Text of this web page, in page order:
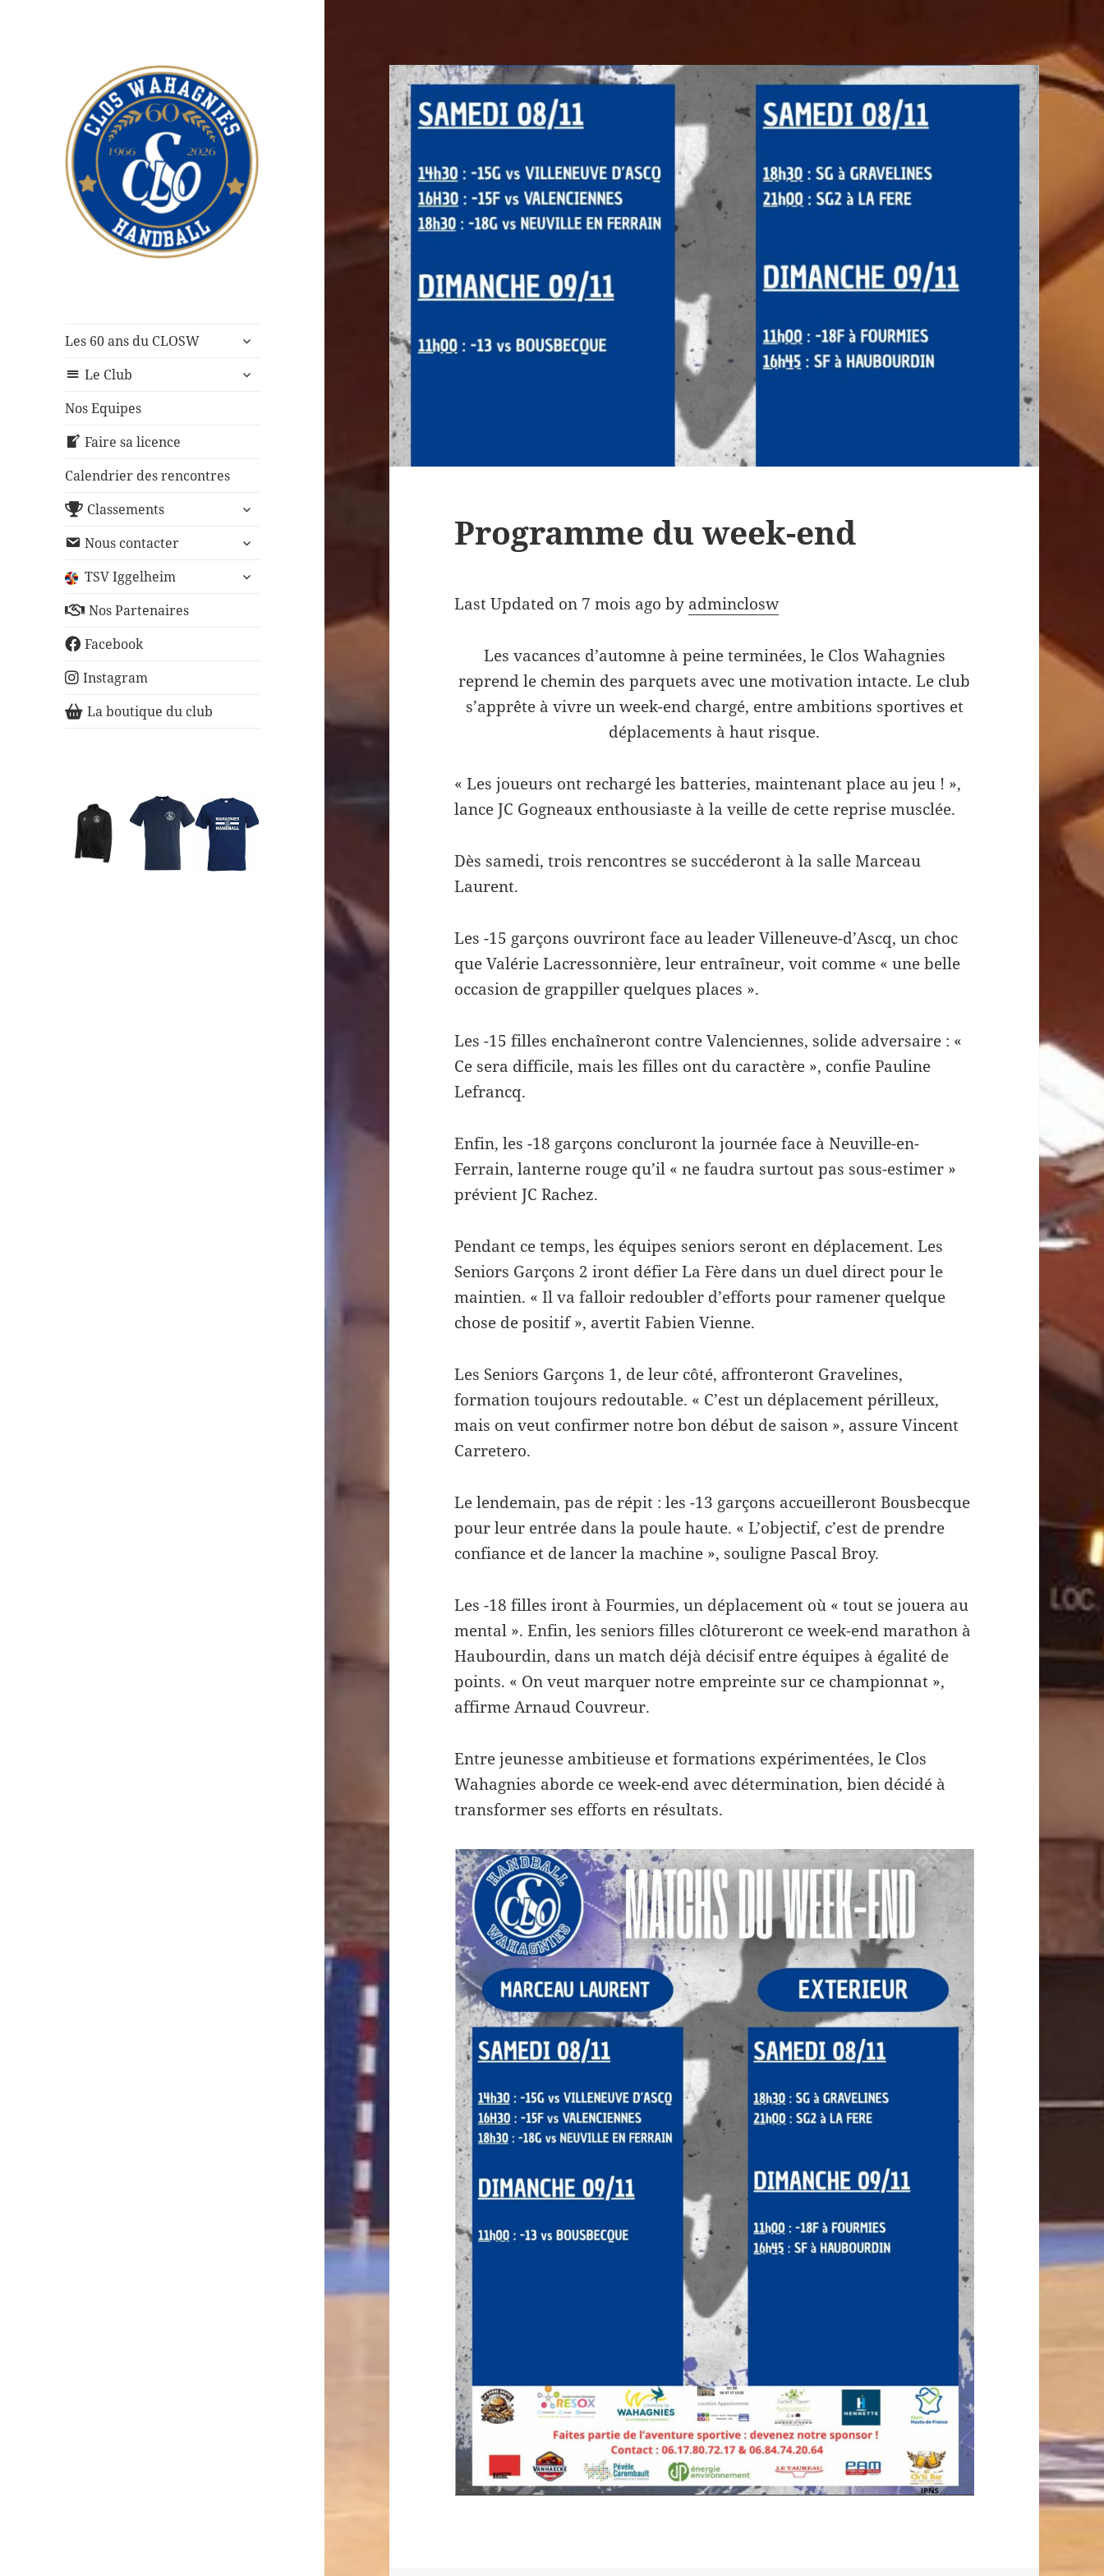
Les 60 ans du CLOSW
ouvrir
sous-
Le Club
ouvrir
Nos Equipes
Faire sa licence
Calendrier des rencontres
Classements
ouvrir
sous-
Nous contacter
ouvrir
sous-
TSV Iggelheim
ouvrir
Nos Partenaires
Facebook
Instagram
La boutique du club
Programme du week-end
Last Updated on 7 mois ago by adminclosw
Les vacances d’automne à peine terminées, le Clos Wahagnies
reprend le chemin des parquets avec une motivation intacte. Le club
s’apprête à vivre un week-end chargé, entre ambitions sportives et
déplacements à haut risque.
« Les joueurs ont rechargé les batteries, maintenant place au jeu ! »,
lance JC Gogneaux enthousiaste à la veille de cette reprise musclée.
Dès samedi, trois rencontres se succéderont à la salle Marceau
Laurent.
Les -15 garçons ouvriront face au leader Villeneuve-d’Ascq, un choc
que Valérie Lacressonnière, leur entraîneur, voit comme « une belle
occasion de grappiller quelques places ».
Les -15 filles enchaîneront contre Valenciennes, solide adversaire : «
Ce sera difficile, mais les filles ont du caractère », confie Pauline
Lefrancq.
Enfin, les -18 garçons concluront la journée face à Neuville-en-
Ferrain, lanterne rouge qu’il « ne faudra surtout pas sous-estimer »
prévient JC Rachez.
Pendant ce temps, les équipes seniors seront en déplacement. Les
Seniors Garçons 2 iront défier La Fère dans un duel direct pour le
maintien. « Il va falloir redoubler d’efforts pour ramener quelque
chose de positif », avertit Fabien Vienne.
Les Seniors Garçons 1, de leur côté, affronteront Gravelines,
formation toujours redoutable. « C’est un déplacement périlleux,
mais on veut confirmer notre bon début de saison », assure Vincent
Carretero.
Le lendemain, pas de répit : les -13 garçons accueilleront Bousbecque
pour leur entrée dans la poule haute. « L’objectif, c’est de prendre
confiance et de lancer la machine », souligne Pascal Broy.
Les -18 filles iront à Fourmies, un déplacement où « tout se jouera au
mental ». Enfin, les seniors filles clôtureront ce week-end marathon à
Haubourdin, dans un match déjà décisif entre équipes à égalité de
points. « On veut marquer notre empreinte sur ce championnat »,
affirme Arnaud Couvreur.
Entre jeunesse ambitieuse et formations expérimentées, le Clos
Wahagnies aborde ce week-end avec détermination, bien décidé à
transformer ses efforts en résultats.